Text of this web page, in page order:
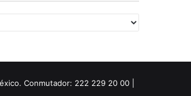
Conmutador: 222 229 20 00 |